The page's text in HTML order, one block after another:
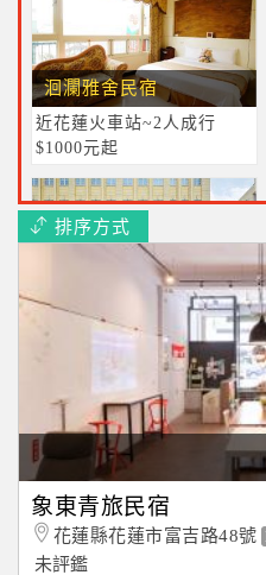
洄瀾雅舍民宿
近花蓮火車站~2人成行
$1000元起
康橋商旅花蓮站前館
在飯店就可以享有在地宵夜
小吃$3159起
松之風精品旅店
房內就有大大湯池~一泊一
食2000元起
排序方式
象東青旅民宿
花蓮縣花蓮市富吉路48號
未評鑑